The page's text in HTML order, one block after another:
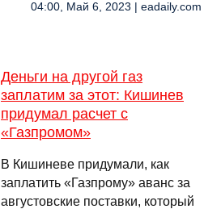
04:00, Май 6, 2023 | eadaily.com
Деньги на другой газ
заплатим за этот: Кишинев
придумал расчет с
«Газпромом»
В Кишиневе придумали, как
заплатить «Газпрому» аванс за
августовские поставки, который